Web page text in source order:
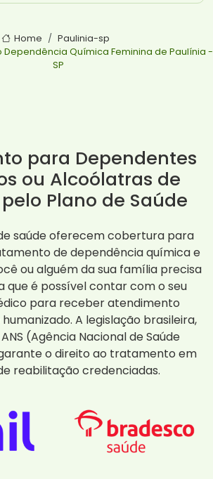
Home
Paulinia-sp
Dependência Química Feminina de Paulínia -
SP
para Dependentes
ou Alcoólatras de
Plano de Saúde
saúde oferecem cobertura para
de dependência química e
ou alguém da sua família precisa
que é possível contar com o seu
para receber atendimento
A legislação brasileira,
(Agência Nacional de Saúde
o direito ao tratamento em
reabilitação credenciadas.